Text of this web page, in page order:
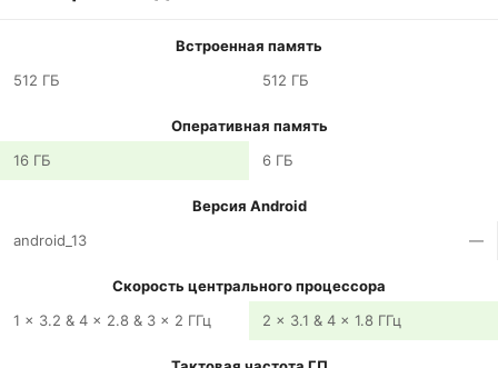
Встроенная память
512 ГБ
512 ГБ
Оперативная память
16 ГБ
6 ГБ
Версия Android
android_13
—
Скорость центрального процессора
1 x 3.2 & 4 x 2.8 & 3 x 2 ГГц
2 x 3.1 & 4 x 1.8 ГГц